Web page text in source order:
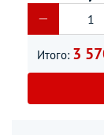
Итого: 3